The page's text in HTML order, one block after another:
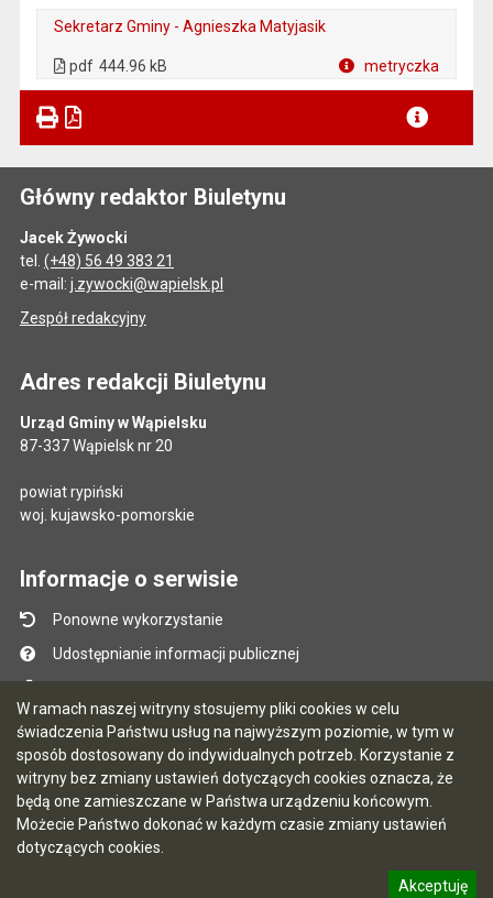
W ramach naszej witryny stosujemy pliki cookies w celu
świadczenia Państwu usług na najwyższym poziomie, w tym w
sposób dostosowany do indywidualnych potrzeb. Korzystanie z
witryny bez zmiany ustawień dotyczących cookies oznacza, że
będą one zamieszczane w Państwa urządzeniu końcowym.
Możecie Państwo dokonać w każdym czasie zmiany ustawień
dotyczących cookies.
Akceptuję
Sekretarz Gminy - Agnieszka Matyjasik
pdf 444.96 kB metryczka
Główny redaktor Biuletynu
Jacek Żywocki
tel. (+48) 56 49 383 21
e-mail: j.zywocki@wapielsk.pl
Zespół redakcyjny
Adres redakcji Biuletynu
Urząd Gminy w Wąpielsku
87-337 Wąpielsk nr 20
powiat rypiński
woj. kujawsko-pomorskie
Informacje o serwisie
Ponowne wykorzystanie
Udostępnianie informacji publicznej
Mapa serwisu
Instrukcja obsługi
Statystyki oglądalności
Ostatnio dodane
Ostatnia aktualizacja BIP: 07.08.2026 13:39
CMS i hosting: Logonet Sp. z o.o. w Bydgoszczy